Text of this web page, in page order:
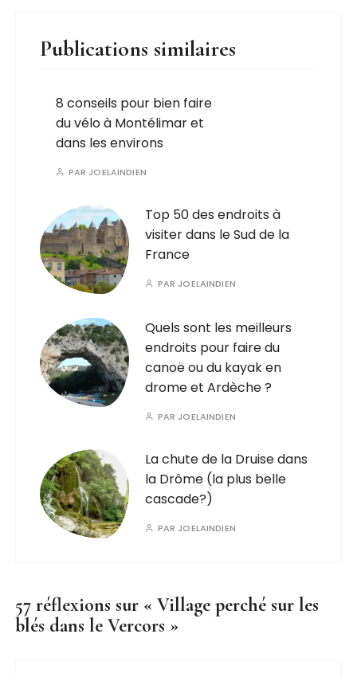
Publications similaires
8 conseils pour bien faire
du vélo à Montélimar et
dans les environs
PAR JOELAINDIEN
Top 50 des endroits à
visiter dans le Sud de la
France
PAR JOELAINDIEN
Quels sont les meilleurs
endroits pour faire du
canoë ou du kayak en
drome et Ardèche ?
PAR JOELAINDIEN
La chute de la Druise dans
la Drôme (la plus belle
cascade?)
PAR JOELAINDIEN
57 réflexions sur «Village perché sur les
blés dans le Vercors »